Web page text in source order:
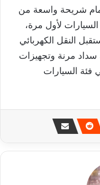
شريحة واسعة من
لأول مرة،
النقل الكهربائي
مرنة وتجهيزات
فئة السيارات